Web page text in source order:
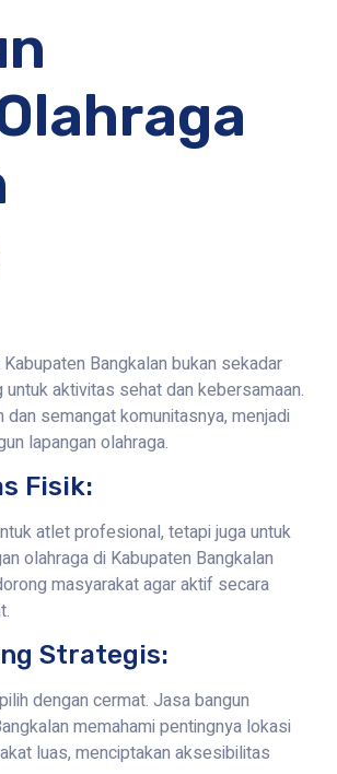
Bangkalan bukan sekadar
aktivitas sehat dan kebersamaan.
dan semangat komunitasnya, menjadi
lapangan olahraga.
Fisik:
atlet profesional, tetapi juga untuk
olahraga di Kabupaten Bangkalan
masyarakat agar aktif secara
Strategis:
dengan cermat. Jasa bangun
memahami pentingnya lokasi
luas, menciptakan aksesibilitas